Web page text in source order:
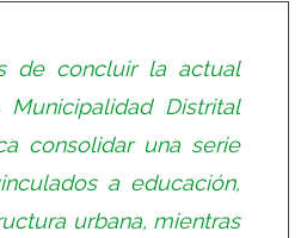
de concluir la actual
Distrital
consolidar una serie
a educación,
urbana, mientras